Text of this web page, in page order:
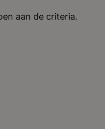
aan de criteria.